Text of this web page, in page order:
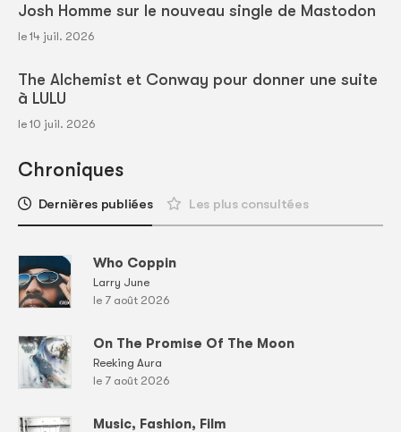
Josh Homme sur le nouveau single de Mastodon
le 14 juil. 2026
The Alchemist et Conway pour donner une suite
à LULU
le 10 juil. 2026
Chroniques
Dernières publiées Les plus consultées
Who Coppin
Larry June
le 7 août 2026
On The Promise Of The Moon
Reeking Aura
le 7 août 2026
Music, Fashion, Film